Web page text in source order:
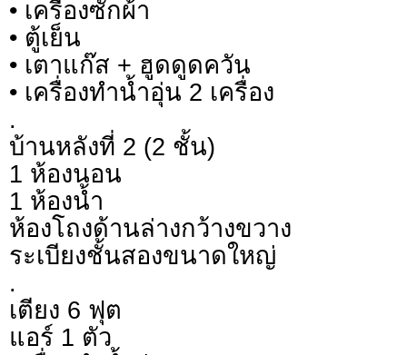
• เครื่องซักผ้า
• ตู้เย็น
• เตาแก๊ส + ฮูดดูดควัน
• เครื่องทำน้ำอุ่น 2 เครื่อง
.
บ้านหลังที่ 2 (2 ชั้น)
1 ห้องนอน
1 ห้องน้ำ
ห้องโถงด้านล่างกว้างขวาง
ระเบียงชั้นสองขนาดใหญ่
.
เตียง 6 ฟุต
แอร์ 1 ตัว